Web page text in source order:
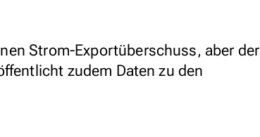
Strom-Exportüberschuss, aber der
zudem Daten zu den